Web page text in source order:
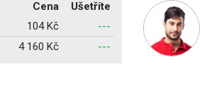
Cena
Ušetříte
104 Kč
---
4 160 Kč ---